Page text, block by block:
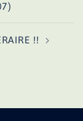
!!